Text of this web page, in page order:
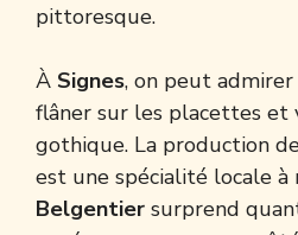
pittoresque.
À Signes, on peut
flâner sur les placettes et
gothique. La production
est une spécialité locale à
Belgentier surprend